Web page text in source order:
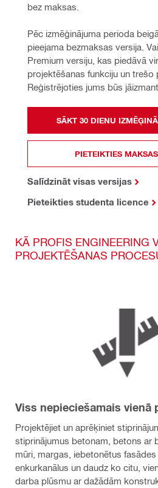
bez maksas.
Pēc izmēģinājuma perioda
pieejama bezmaksas versija.
Premium versiju, kas piedāvā
projektēšanas funkciju un trešo
Reģistrējoties jums būs
SĀKT 30 DIENU
PIETEIKTIES
Salīdzināt visas versijas
Pieteikties studenta licence
KĀ PROFIS ENGINEERING
PROJEKTĒŠANAS
Viss nepieciešamais vienā
Projektējiet un aprēķiniet
stiprinājumus betonam, betons ar
mūri, margas, iebetonētus fasādes
enkurkanālus un daudz ko citu,
darba plūsmu ar dažādām